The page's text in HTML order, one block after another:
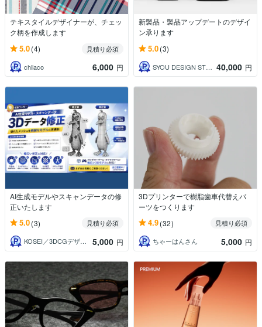
テキスタイルデザイナーが、チェッ
ク柄を作成します
5.0(4)
見積り必須
chilaco
6,000 円
新製品・製品アップデートのデザイ
ン承ります
5.0(3)
SYOU DESIGN STUDIO 40,000 円
AI生成モデルやスキャンデータの修
正いたします
5.0(3)
見積り必須
KOSEI／3DCGデザイナー
5,000 円
3Dプリンターで樹脂歯車代替えパ
ーツをつくります
4.9(32)
見積り必須
ちゃーはんさん
5,000 円